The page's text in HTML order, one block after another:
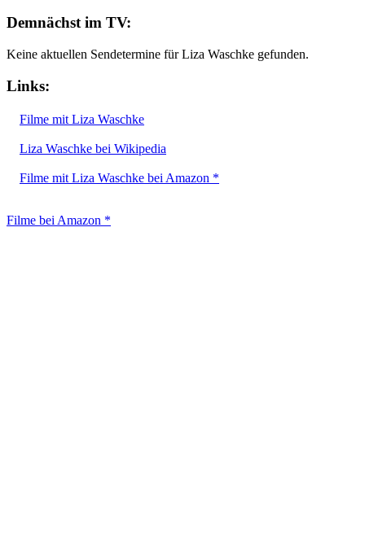
Demnächst im TV:
Keine aktuellen Sendetermine für Liza Waschke gefunden.
Links:
Filme mit Liza Waschke
Liza Waschke bei Wikipedia
Filme mit Liza Waschke bei Amazon *
Filme bei Amazon *